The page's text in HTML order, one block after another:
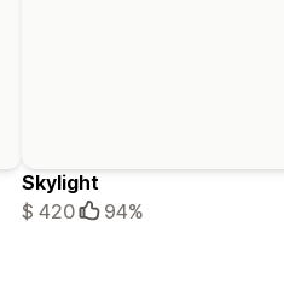
Skylight
$ 420
94%